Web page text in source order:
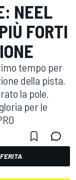
NEEL
FORTI
tempo per
della pista.
la pole.
per le